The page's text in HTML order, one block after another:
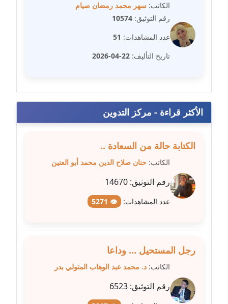
مدونة عبير مصطفى
مدونة عزة الأمير
مدونة عزة بركة
عاملة
عاملة
مدونة عفاف حسين
عاملة
مدونة علا ابو السعادات
عاملة
عاملة
الكاتب: سهر محمد رمضان صيام
رقم التوثيق: 10574
عدد المشاهدات: 51
تاريخ التأليف: 22-04-2026
الأكثر قراءة - مركز التدوين
الكتابة حالة من السعادة ..
الكاتب: حنان صلاح الدين محمد أبو العنين
رقم التوثيق: 14670
عدد المشاهدات: 👁 5271
رجل المستحيل ... وداعا
الكاتب: د. محمد عبد الوهاب المتولي بدر
رقم التوثيق: 6523